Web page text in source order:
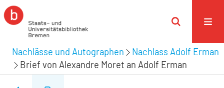
Nachlässe und Autographen
Nachlass Adolf Erman
Brief von Alexandre Moret an Adolf Erman